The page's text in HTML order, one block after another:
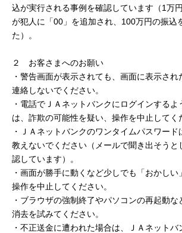
込が実行される事例を確認しています（1万
が犯人に「00」を追加され、100万円の振込
た）。
２ お客さまへのお願い
・警告画面が表示されても、画面に表示され
連絡しないでください。
・電話でＪＡネットバンクにログインするよ
は、詐欺の可能性を疑い、操作を中止してく
・ＪＡネットバンクのワンタイムパスワード
教えないでください（メールで聞き出そうと
認しています）。
・画面が勝手に動くなど少しでも「おかしい
操作を中止してください。
・ブラウザの強制終了やパソコンの再起動
消去を試みてください。
・不正送金に遭われた場合は、ＪＡネットバ